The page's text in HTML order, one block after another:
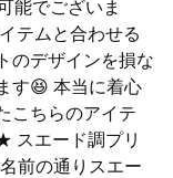
能でございま
テムと合わせる
のデザインを損な
す😆 本当に着心
こちらのアイテ
スエード調プリ
前の通りスエー